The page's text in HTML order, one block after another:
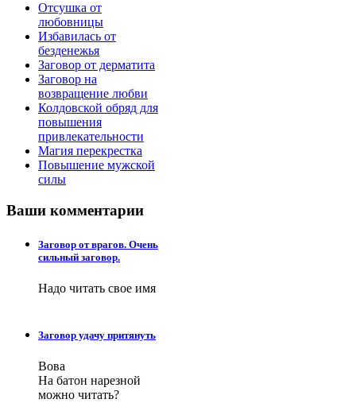
Отсушка от
любовницы
Избавилась от
безденежья
Заговор от дерматита
Заговор на
возвращение любви
Колдовской обряд для
повышения
привлекательности
Магия перекрестка
Повышение мужской
силы
Ваши комментарии
Заговор от врагов. Очень
сильный заговор.
Надо читать свое имя
Заговор удачу притянуть
Вова
На батон нарезной
можно читать?